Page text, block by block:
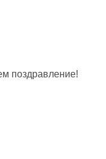
поздравление!